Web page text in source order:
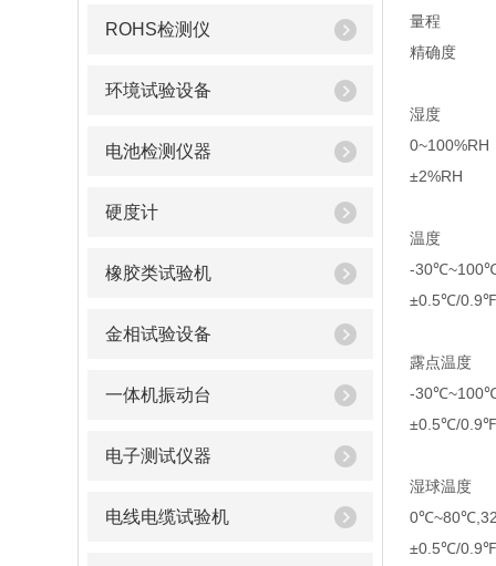
ROHS检测仪
环境试验设备
电池检测仪器
硬度计
橡胶类试验机
金相试验设备
一体机振动台
电子测试仪器
电线电缆试验机
量程
精确度
湿度
0~100%RH
±2%RH
温度
-
±0.5℃/0.9℉
露点温度
-
±0.5℃/0.9℉
湿球温度
±0.5℃/0.9℉